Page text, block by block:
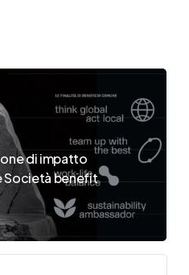
di impatto
Società benefit